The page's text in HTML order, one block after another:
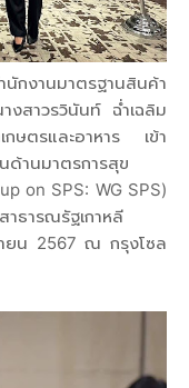
งานมาตรฐานสินค้า
งสาวรวินันท์ ฉ่ำเฉลิม
กษตรและอาหาร เข้า
ด้านมาตรการสุข
on SPS: WG SPS)
าธารณรัฐเกาหลี
ยน 2567 ณ กรุงโซล